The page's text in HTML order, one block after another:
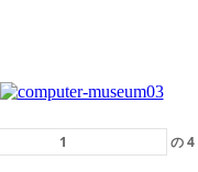
の4